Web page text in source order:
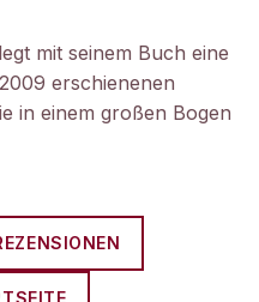
mit seinem Buch eine
erschienenen
in einem großen Bogen